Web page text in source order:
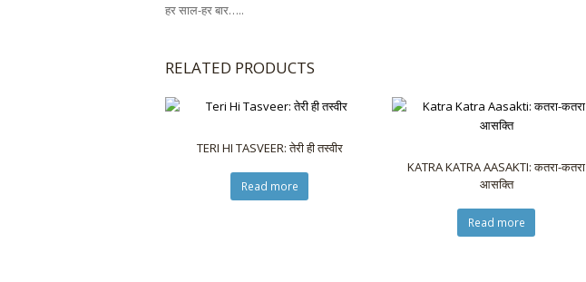
हर साल-हर बार…..
RELATED PRODUCTS
TERI HI TASVEER: तेरी ही तस्वीर
Read more
KATRA KATRA AASAKTI: कतरा-कतरा
आसक्ति
Read more